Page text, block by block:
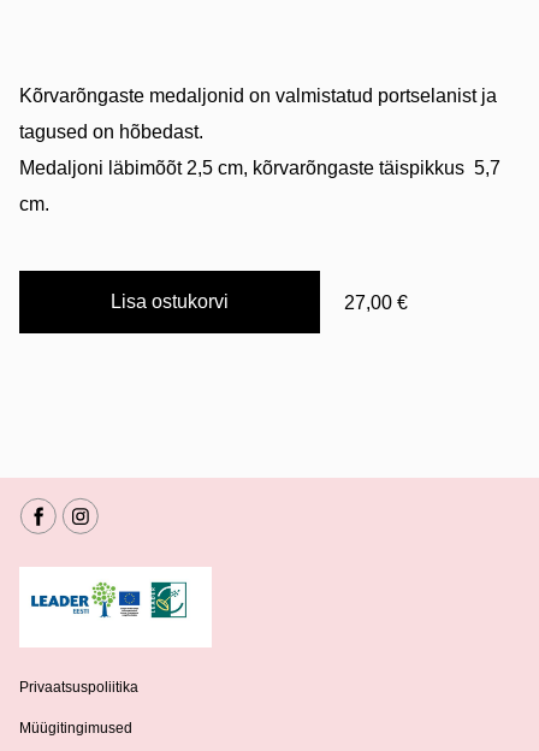
Kõrvarõngaste medaljonid on valmistatud portselanist ja
tagused on hõbedast.
Medaljoni läbimõõt 2,5 cm, kõrvarõngaste täispikkus 5,7
cm.
Lisa ostukorvi 27,00 €
Privaatsuspoliitika
Müügitingimused